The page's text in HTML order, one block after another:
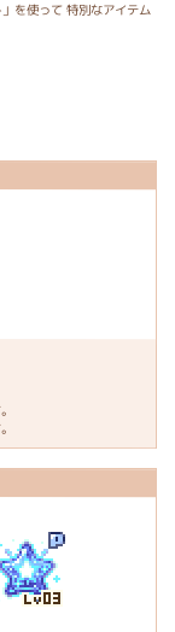
を使って 特別なアイテム